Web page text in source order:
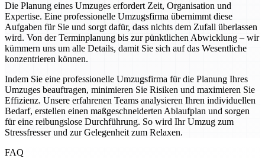
Die Planung eines Umzuges erfordert Zeit, Organisation und
Expertise. Eine professionelle Umzugsfirma übernimmt diese
Aufgaben für Sie und sorgt dafür, dass nichts dem Zufall überlassen
wird. Von der Terminplanung bis zur pünktlichen Abwicklung – wir
kümmern uns um alle Details, damit Sie sich auf das Wesentliche
konzentrieren können.
Indem Sie eine professionelle Umzugsfirma für die Planung Ihres
Umzuges beauftragen, minimieren Sie Risiken und maximieren Sie
Effizienz. Unsere erfahrenen Teams analysieren Ihren individuellen
Bedarf, erstellen einen maßgeschneiderten Ablaufplan und sorgen
für eine reibungslose Durchführung. So wird Ihr Umzug zum
Stressfresser und zur Gelegenheit zum Relaxen.
FAQ